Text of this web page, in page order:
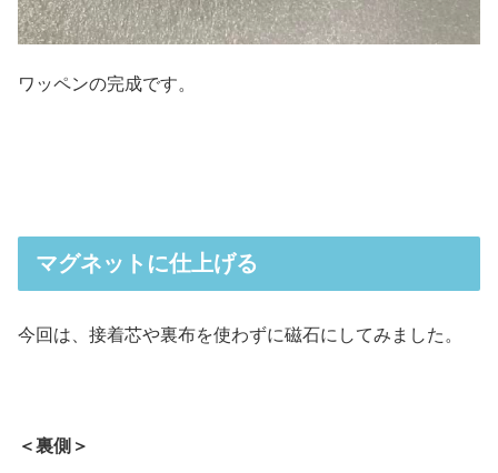
ワッペンの完成です。
マグネットに仕上げる
今回は、接着芯や裏布を使わずに磁石にしてみました。
＜裏側＞